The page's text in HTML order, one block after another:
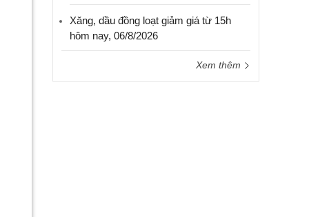
Xăng, dầu đồng loạt giảm giá từ 15h
hôm nay, 06/8/2026
Xem thêm